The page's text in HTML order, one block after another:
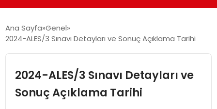
YAŞAM
SAĞLIK
Ana Sayfa Genel
2024-ALES/3 Sınavı Detayları ve Sonuç Açıklama Tarihi
2024-ALES/3 Sınavı Detayları ve
Sonuç Açıklama Tarihi